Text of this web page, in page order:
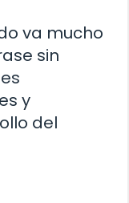
va mucho
sin
y
del